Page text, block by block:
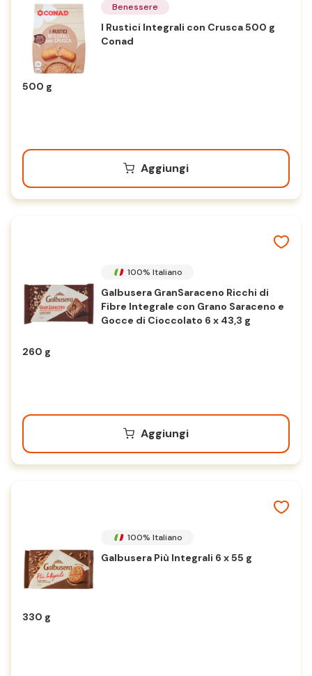
Benessere
I Rustici Integrali con Crusca 500 g
Conad
500 g
Aggiungi
100% Italiano
Galbusera GranSaraceno Ricchi di
Fibre Integrale con Grano Saraceno e
Gocce di Cioccolato 6 x 43,3 g
260 g
Aggiungi
100% Italiano
Galbusera Più Integrali 6 x 55 g
330 g